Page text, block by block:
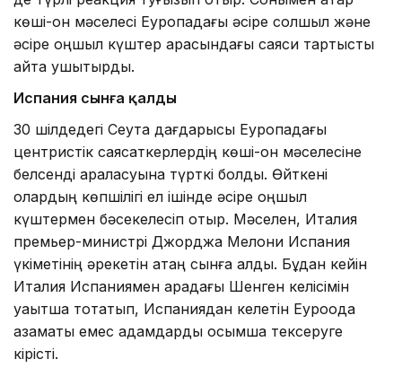
көші-қон мәселесі Еуропадағы әсіре солшыл және
әсіре оңшыл күштер арасындағы саяси тартысты
қайта ушықтырды.
Испания сынға қалды
30 шілдедегі Сеута дағдарысы Еуропадағы
центристік саясаткерлердің көші-қон мәселесіне
белсенді араласуына түрткі болды. Өйткені
олардың көпшілігі ел ішінде әсіре оңшыл
күштермен бәсекелесіп отыр. Мәселен, Италия
премьер-министрі Джорджа Мелони Испания
үкіметінің әрекетін қатаң сынға алды. Бұдан кейін
Италия Испаниямен арадағы Шенген келісімін
уақытша тоқтатып, Испаниядан келетін Еуроодақ
азаматы емес адамдарды қосымша тексеруге
кірісті.